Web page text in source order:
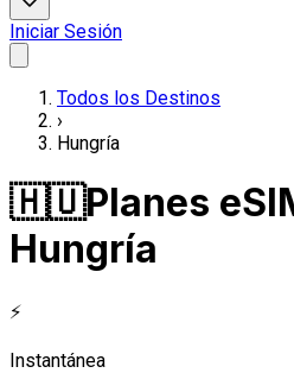
Iniciar Sesión
Todos los Destinos
›
Hungría
🇭🇺Planes
Hungría
⚡
Instantánea